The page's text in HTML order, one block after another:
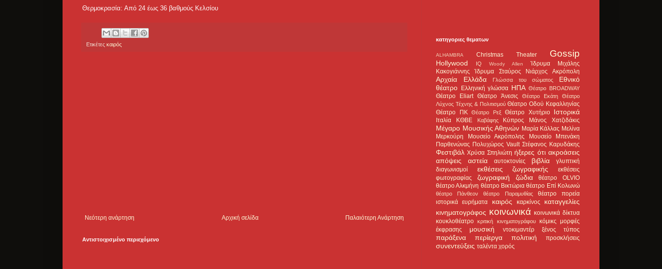
Θερμοκρασία: Από 24 έως 36 βαθμούς Κελσίου
Ετικέτες καιρός
Νεότερη ανάρτηση Παλαιότερη Ανάρτηση
Αρχική σελίδα
Αντιστοιχισμένο περιεχόμενο
κατηγοριες θεματων
ALHAMBRA Christmas Theater Gossip
Hollywood IQ Woody Allen
Ίδρυμα Μιχάλης
Κακογιάννης
Ίδρυμα Σταύρος Νιάρχος Ακρόπολη
Αρχαία Ελλάδα Γλώσσα του σώματος
Εθνικό
θέατρο Ελληνική γλώσσα ΗΠΑ Θέατρο BROADWAY
Θέατρο Eliart Θέατρο Άνεσις Θέατρο Εκάτη
Θέατρο
Λύχνος Τέχνης & Πολιτισμού Θέατρο Οδού Κεφαλληνίας
Θέατρο ΠΚ
Θέατρο Ρεξ Θέατρο Χυτήριο Ιστορικά
Ιταλία ΚΘΒΕ Καβάφης Κύπρος Μάνος Χατζιδάκις
Μέγαρο Μουσικής Αθηνών Μαρία Κάλλας Μελίνα
Μερκούρη
Μουσείο Ακρόπολης
Μουσείο Μπενάκη
Παρθενώνας Πολυχώρος Vault Στέφανος Καρυδάκης
Φεστιβάλ Χρύσα Σπηλιώτη ήξερες ότι ακροάσεις
απόψεις
αστεία αυτοκτονίες βιβλία
γλυπτική
διαγωνισμοί
εκθέσεις ζωγραφικής
εκθέσεις
φωτογραφίας
ζωγραφική ζώδια
θέατρο OLVIO
θέατρο Αλκμήνη θέατρο Βικτώρια θέατρο Επί Κολωνώ
θέατρο Πάνθεον θέατρο Παραμυθίας
θέατρο πορεία
ιστορικά ευρήματα
καιρός καρκίνος
καταγγελίες
κινηματογράφος κοινωνικά κοινωνικά δίκτυα
κουκλοθέατρο
κριτική κινηματογράφου κόμικς μορφές
έκφρασης
μουσική ντοκιμαντέρ ξένος τύπος
παράξενα περίεργα πολιτική προσκλήσεις
συνεντεύξεις ταλέντα χορός